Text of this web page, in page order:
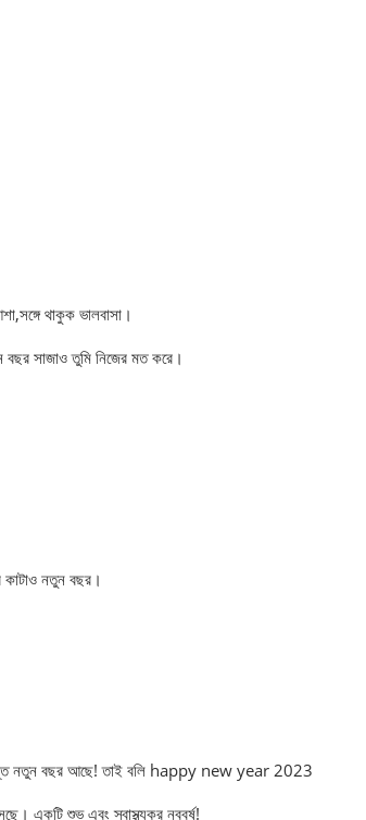
থাকুক ভালবাসা।
সাজাও তুমি নিজের মত করে।
নতুন বছর।
নতুন বছর আছে! তাই বলি happy new year 2023
একটি শুভ এবং স্বাস্থ্যকর নববর্ষ!